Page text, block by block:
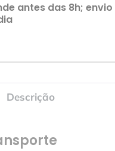
antes das 8h; envio
Descrição